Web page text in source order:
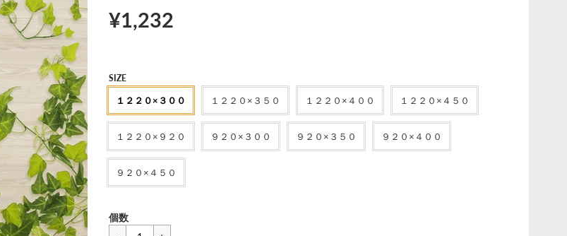
¥1,232
セ
ー
ル
価
格
SIZE
１２２０×３００ １２２０×３５０ １２２０×４００ １２２０×４５０
１２２０×９２０ ９２０×３００ ９２０×３５０ ９２０×４００
９２０×４５０
一
¥1,694
個数